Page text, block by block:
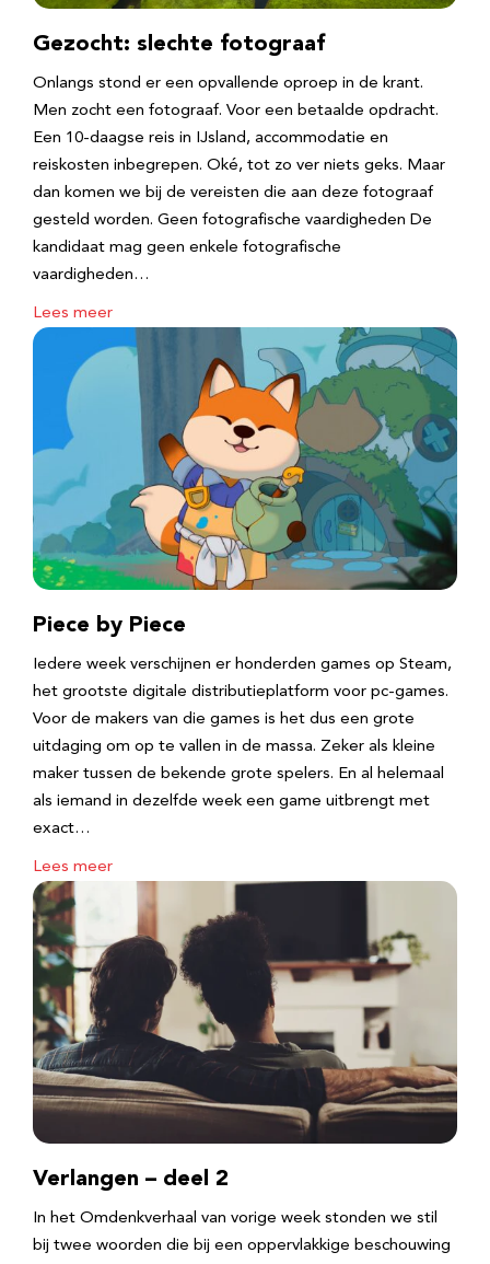
Gezocht: slechte fotograaf
Onlangs stond er een opvallende oproep in de krant.
Men zocht een fotograaf. Voor een betaalde opdracht.
Een 10-daagse reis in IJsland, accommodatie en
reiskosten inbegrepen. Oké, tot zo ver niets geks. Maar
dan komen we bij de vereisten die aan deze fotograaf
gesteld worden. Geen fotografische vaardigheden De
kandidaat mag geen enkele fotografische
vaardigheden…
Lees meer
Piece by Piece
Iedere week verschijnen er honderden games op Steam,
het grootste digitale distributieplatform voor pc-games.
Voor de makers van die games is het dus een grote
uitdaging om op te vallen in de massa. Zeker als kleine
maker tussen de bekende grote spelers. En al helemaal
als iemand in dezelfde week een game uitbrengt met
exact…
Lees meer
Verlangen – deel 2
In het Omdenkverhaal van vorige week stonden we stil
bij twee woorden die bij een oppervlakkige beschouwing